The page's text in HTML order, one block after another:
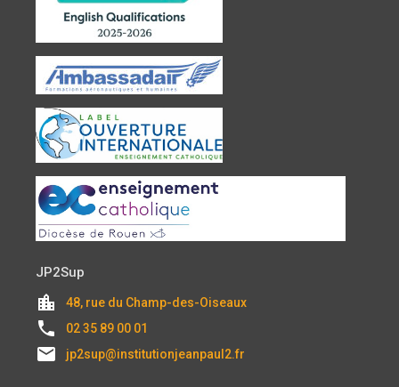
JP2Sup
location_city 48, rue du Champ-des-Oiseaux
local_phone 02 35 89 00 01
email jp2sup@institutionjeanpaul2.fr